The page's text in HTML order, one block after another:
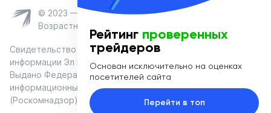
© 2023 — Coinmania
Возрастное ограничение 16+
Свидетельство о регистрации средства массовой
информации Эл № ФС 77-74908 от «25» января 2019 г.
Выдано Федеральной службой по надзору в сфере связи,
информационных технологий и массовых коммуникаций
(Роскомнадзор)
Рейтинг проверенных
трейдеров
Основан исключительно на оценках
посетителей сайта
Перейти в топ